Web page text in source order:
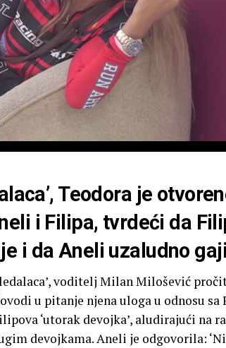
Teodora je
i Filipa, tvrdeći da
i da Aneli uzaludno
voditelj Milan Milošević
u pitanje njena uloga u odnosu
‘utorak devojka’, aludirajući na
devojkama. Aneli je odgovorila: